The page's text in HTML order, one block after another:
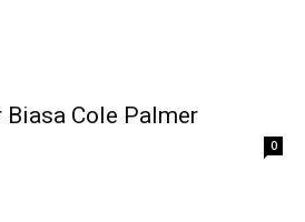
Biasa Cole Palmer
0